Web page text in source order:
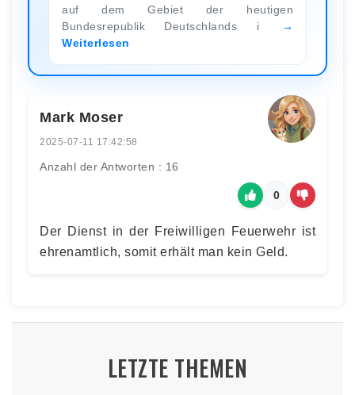
auf dem Gebiet der heutigen
Bundesrepublik Deutschlands i
Weiterlesen
Mark Moser
2025-07-11 17:42:58
Anzahl der Antworten : 16
0
Der Dienst in der Freiwilligen Feuerwehr ist
ehrenamtlich, somit erhält man kein Geld.
LETZTE THEMEN